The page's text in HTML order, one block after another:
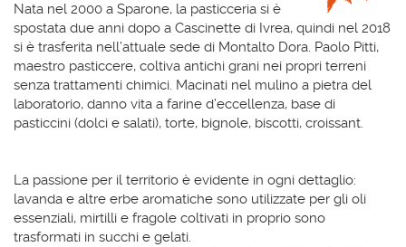
Nata nel 2000 a Sparone, la pasticceria si è
spostata due anni dopo a Cascinette di Ivrea, quindi nel 2018
si è trasferita nell’attuale sede di Montalto Dora. Paolo Pitti,
maestro pasticcere, coltiva antichi grani nei propri terreni
senza trattamenti chimici. Macinati nel mulino a pietra del
laboratorio, danno vita a farine d’eccellenza, base di
pasticcini (dolci e salati), torte, bignole, biscotti, croissant.
La passione per il territorio è evidente in ogni dettaglio:
lavanda e altre erbe aromatiche sono utilizzate per gli oli
essenziali, mirtilli e fragole coltivati in proprio sono
trasformati in succhi e gelati.